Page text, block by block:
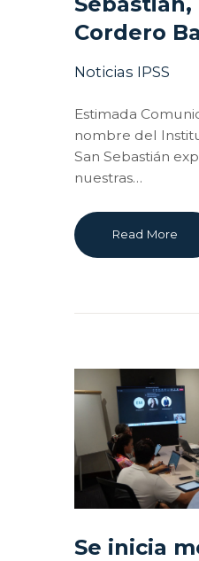
Cordero
Noticias IPSS
Estimada
nombre del
San Sebastián
nuestras…
Read More
Se inicia